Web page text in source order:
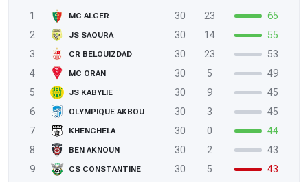
1 MC ALGER 30 23
65
2
JS SAOURA 30 14
55
3
CR BELOUIZDAD 30 23
53
4
MC ORAN 30 5
49
5
JS KABYLIE 30 9
45
6
OLYMPIQUE AKBOU 30 3
45
7
KHENCHELA 30 0
44
8
BEN AKNOUN 30 2
43
9
CS CONSTANTINE 30 5
43